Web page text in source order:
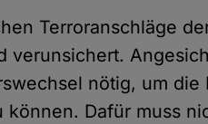
Terroranschläge
verunsichert.
nötig, um
Dafür muss